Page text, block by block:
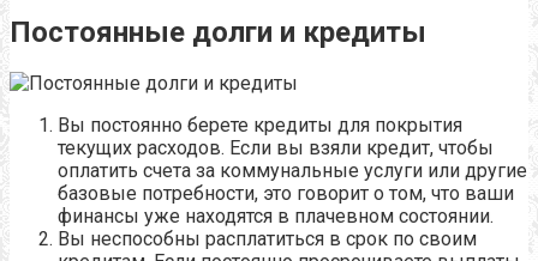
Постоянные долги и кредиты
Вы постоянно берете кредиты для покрытия
текущих расходов. Если вы взяли кредит, чтобы
оплатить счета за коммунальные услуги или другие
базовые потребности, это говорит о том, что ваши
финансы уже находятся в плачевном состоянии.
Вы неспособны расплатиться в срок по своим